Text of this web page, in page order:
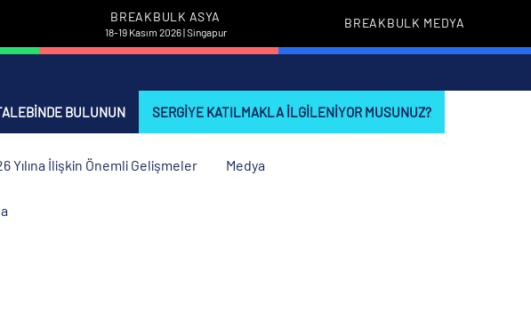
BREAKBULK ASYA
18-19 Kasım 2026 | Singapur
BREAKBULK MEDYA
BULUNUN SERGIYE KATILMAKLA ILGILENIYOR MUSUNUZ?
Yılına İlişkin Önemli Gelişmeler Medya